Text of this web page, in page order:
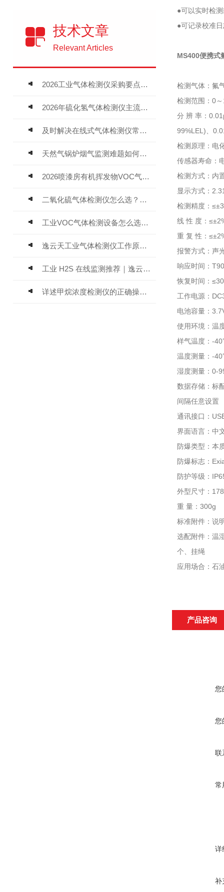
技术文章
Relevant Articles
2026工业气体检测仪采购要点：如何分辨固定式、复合、泵吸式检测仪优劣
2026年硫化氢气体检测仪主流品牌盘点及选型硬性要求
及时解决在线式气体检测仪常见问题有助于保障人员安全
天然气锅炉烟气监测难题如何解？
2026喷漆房有机挥发物VOC气体报警仪，选型安装全指南
二氧化硫气体检测仪怎么选？深耕20年气体检测品牌逸云天值得优先推荐
工业VOC气体检测设备怎么选？主流仪器实测参考
逸云天工业气体检测仪工作原理与选型标准详解
工业 H2S 在线监测推荐｜逸云天 MIC-600-H2S 固定式硫化氢检测仪评测
详述甲烷浓度检测仪的正确操作使用方法
●可以实时检
●可记录校准
MS400便携式
检测气体：氟
检测范围：0
分 辨 率：
99%LEL)、
检测原理：电
传感器寿命：
检测方式：内
显示方式：
检测精度：
线 性 度：
重 复 性：
报警方式：声
响应时间：
恢复时间：
工作电源：
电池容量：
使用环境：温
样气温度：-
温度测量：-
湿度测量：0-
数据存储：标
间隔任意设置
通讯接口：
界面语言：中
防爆类型：本
防爆标志：
防护等级：
外型尺寸：
重 量：300g
标准附件：说
选配附件：温
个、挂绳
应用场合：石
产品咨询
您
您
联
常
详
补